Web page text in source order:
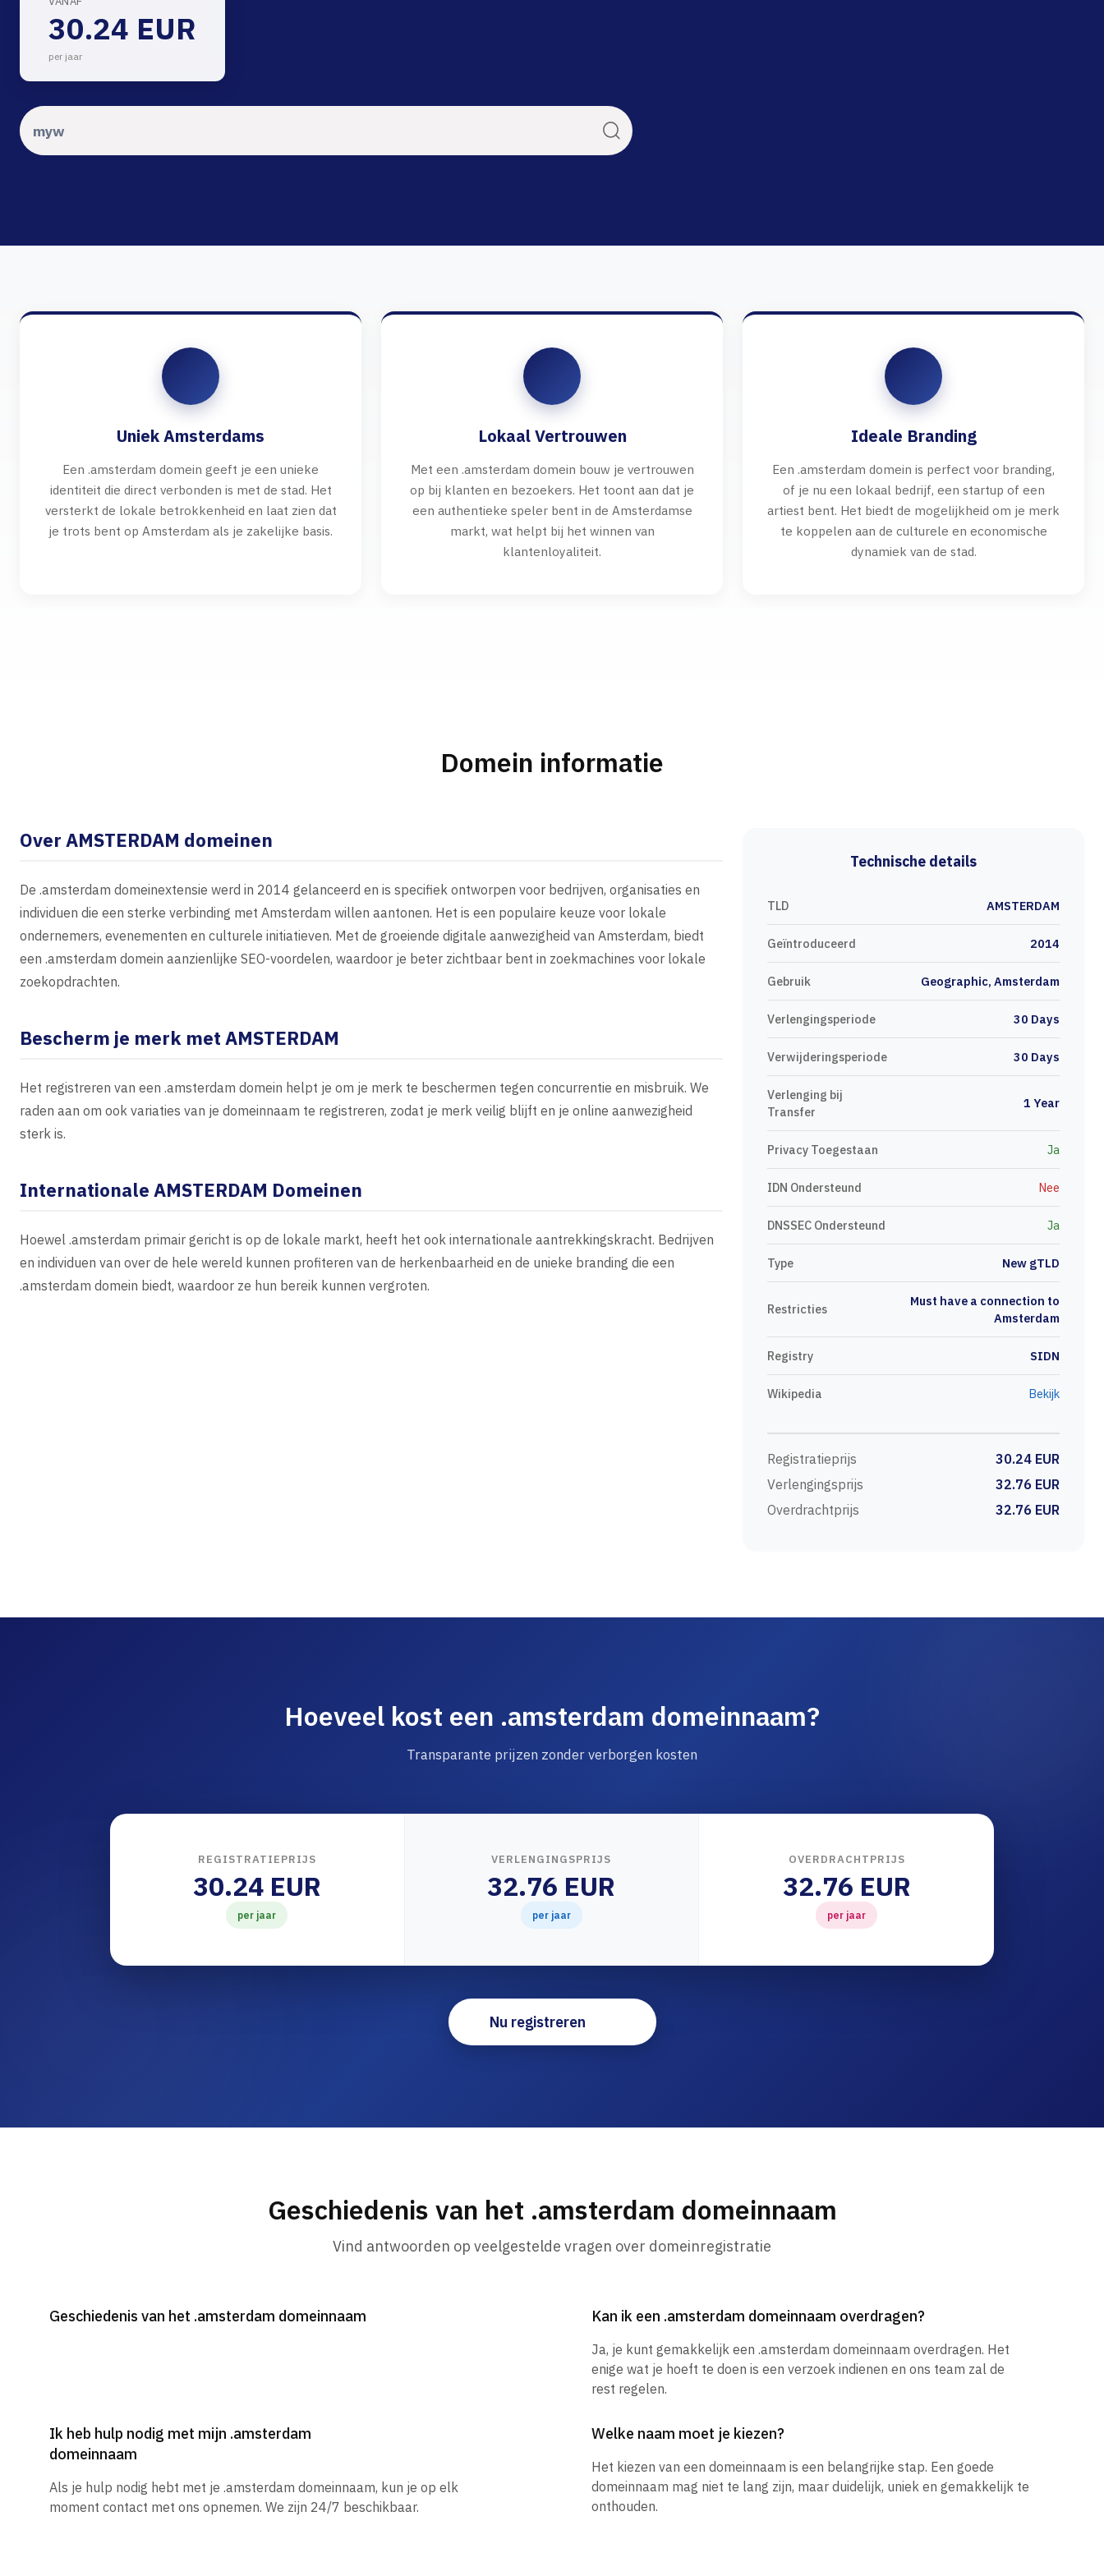
30.24 EUR
per jaar
Uniek Amsterdams
Een .amsterdam domein geeft je een unieke
identiteit die direct verbonden is met de stad. Het
versterkt de lokale betrokkenheid en laat zien dat
je trots bent op Amsterdam als je zakelijke basis.
Lokaal Vertrouwen
Met een .amsterdam domein bouw je vertrouwen
op bij klanten en bezoekers. Het toont aan dat je
een authentieke speler bent in de Amsterdamse
markt, wat helpt bij het winnen van
klantenloyaliteit.
Ideale Branding
Een .amsterdam domein is perfect voor branding,
of je nu een lokaal bedrijf, een startup of een
artiest bent. Het biedt de mogelijkheid om je merk
te koppelen aan de culturele en economische
dynamiek van de stad.
Domein informatie
Over AMSTERDAM domeinen
De .amsterdam domeinextensie werd in 2014 gelanceerd en is specifiek ontworpen voor bedrijven, organisaties en
individuen die een sterke verbinding met Amsterdam willen aantonen. Het is een populaire keuze voor lokale
ondernemers, evenementen en culturele initiatieven. Met de groeiende digitale aanwezigheid van Amsterdam, biedt
een .amsterdam domein aanzienlijke SEO-voordelen, waardoor je beter zichtbaar bent in zoekmachines voor lokale
zoekopdrachten.
Bescherm je merk met AMSTERDAM
Het registreren van een .amsterdam domein helpt je om je merk te beschermen tegen concurrentie en misbruik. We
raden aan om ook variaties van je domeinnaam te registreren, zodat je merk veilig blijft en je online aanwezigheid
sterk is.
Internationale AMSTERDAM Domeinen
Hoewel .amsterdam primair gericht is op de lokale markt, heeft het ook internationale aantrekkingskracht. Bedrijven
en individuen van over de hele wereld kunnen profiteren van de herkenbaarheid en de unieke branding die een
.amsterdam domein biedt, waardoor ze hun bereik kunnen vergroten.
Technische details
TLD AMSTERDAM
Geïntroduceerd 2014
Gebruik Geographic, Amsterdam
Verlengingsperiode 30 Days
Verwijderingsperiode 30 Days
Verlenging bij
Transfer
1 Year
Privacy Toegestaan Ja
IDN Ondersteund Nee
DNSSEC Ondersteund Ja
Type New gTLD
Restricties
Must have a connection to
Amsterdam
Registry SIDN
Wikipedia Bekijk
Registratieprijs
30.24 EUR
Verlengingsprijs
32.76 EUR
Overdrachtprijs
32.76 EUR
Hoeveel kost een .amsterdam domeinnaam?
Transparante prijzen zonder verborgen kosten
REGISTRATIEPRIJS
30.24 EUR
per jaar
VERLENGINGSPRIJS
32.76 EUR
per jaar
OVERDRACHTPRIJS
32.76 EUR
per jaar
Nu registreren
Geschiedenis van het .amsterdam domeinnaam
Vind antwoorden op veelgestelde vragen over domeinregistratie
Geschiedenis van het .amsterdam domeinnaam Kan ik een .amsterdam domeinnaam overdragen?
Ja, je kunt gemakkelijk een .amsterdam domeinnaam overdragen. Het
enige wat je hoeft te doen is een verzoek indienen en ons team zal de
rest regelen.
Ik heb hulp nodig met mijn .amsterdam
domeinnaam
Als je hulp nodig hebt met je .amsterdam domeinnaam, kun je op elk
moment contact met ons opnemen. We zijn 24/7 beschikbaar.
Welke naam moet je kiezen?
Het kiezen van een domeinnaam is een belangrijke stap. Een goede
domeinnaam mag niet te lang zijn, maar duidelijk, uniek en gemakkelijk te
onthouden.